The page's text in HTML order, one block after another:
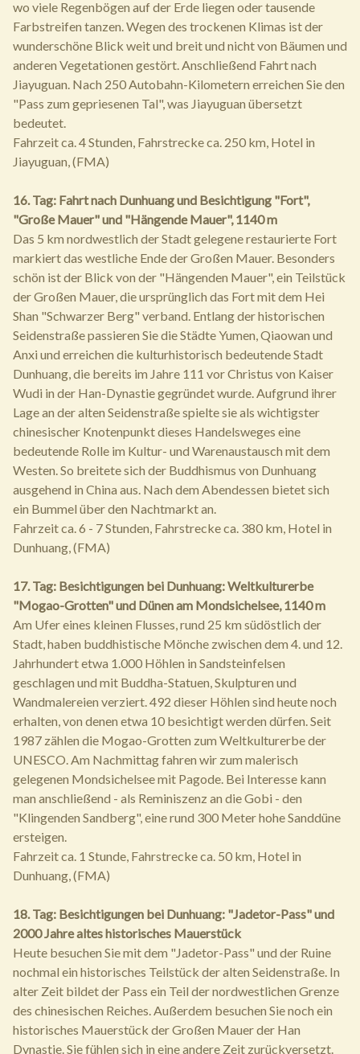
wo viele Regenbögen auf der Erde liegen oder tausende
Farbstreifen tanzen. Wegen des trockenen Klimas ist der
wunderschöne Blick weit und breit und nicht von Bäumen und
anderen Vegetationen gestört. Anschließend Fahrt nach
Jiayuguan. Nach 250 Autobahn-Kilometern erreichen Sie den
"Pass zum gepriesenen Tal", was Jiayuguan übersetzt
bedeutet.
Fahrzeit ca. 4 Stunden, Fahrstrecke ca. 250 km, Hotel in
Jiayuguan, (FMA)
16. Tag: Fahrt nach Dunhuang und Besichtigung "Fort",
"Große Mauer" und "Hängende Mauer", 1140 m
Das 5 km nordwestlich der Stadt gelegene restaurierte Fort
markiert das westliche Ende der Großen Mauer. Besonders
schön ist der Blick von der "Hängenden Mauer", ein Teilstück
der Großen Mauer, die ursprünglich das Fort mit dem Hei
Shan "Schwarzer Berg" verband. Entlang der historischen
Seidenstraße passieren Sie die Städte Yumen, Qiaowan und
Anxi und erreichen die kulturhistorisch bedeutende Stadt
Dunhuang, die bereits im Jahre 111 vor Christus von Kaiser
Wudi in der Han-Dynastie gegründet wurde. Aufgrund ihrer
Lage an der alten Seidenstraße spielte sie als wichtigster
chinesischer Knotenpunkt dieses Handelsweges eine
bedeutende Rolle im Kultur- und Warenaustausch mit dem
Westen. So breitete sich der Buddhismus von Dunhuang
ausgehend in China aus. Nach dem Abendessen bietet sich
ein Bummel über den Nachtmarkt an.
Fahrzeit ca. 6 - 7 Stunden, Fahrstrecke ca. 380 km, Hotel in
Dunhuang, (FMA)
17. Tag: Besichtigungen bei Dunhuang: Weltkulturerbe
"Mogao-Grotten" und Dünen am Mondsichelsee, 1140 m
Am Ufer eines kleinen Flusses, rund 25 km südöstlich der
Stadt, haben buddhistische Mönche zwischen dem 4. und 12.
Jahrhundert etwa 1.000 Höhlen in Sandsteinfelsen
geschlagen und mit Buddha-Statuen, Skulpturen und
Wandmalereien verziert. 492 dieser Höhlen sind heute noch
erhalten, von denen etwa 10 besichtigt werden dürfen. Seit
1987 zählen die Mogao-Grotten zum Weltkulturerbe der
UNESCO. Am Nachmittag fahren wir zum malerisch
gelegenen Mondsichelsee mit Pagode. Bei Interesse kann
man anschließend - als Reminiszenz an die Gobi - den
"Klingenden Sandberg", eine rund 300 Meter hohe Sanddüne
ersteigen.
Fahrzeit ca. 1 Stunde, Fahrstrecke ca. 50 km, Hotel in
Dunhuang, (FMA)
18. Tag: Besichtigungen bei Dunhuang: "Jadetor-Pass" und
2000 Jahre altes historisches Mauerstück
Heute besuchen Sie mit dem "Jadetor-Pass" und der Ruine
nochmal ein historisches Teilstück der alten Seidenstraße. In
alter Zeit bildet der Pass ein Teil der nordwestlichen Grenze
des chinesischen Reiches. Außerdem besuchen Sie noch ein
historisches Mauerstück der Großen Mauer der Han
Dynastie. Sie fühlen sich in eine andere Zeit zurückversetzt.